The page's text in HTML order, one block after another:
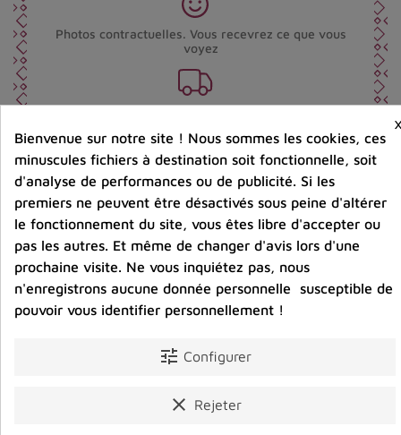
Photos contractuelles. Vous recevrez ce que vous
voyez
Entreprise éco-responsable.
Bijoux argent fabriqués sans émission de gaz
carbonique
Partager :
Bienvenue sur notre site ! Nous sommes les cookies, ces
minuscules fichiers à destination soit fonctionnelle, soit
d'analyse de performances ou de publicité. Si les
premiers ne peuvent être désactivés sous peine d'altérer
le fonctionnement du site, vous êtes libre d'accepter ou
pas les autres. Et même de changer d'avis lors d'une
prochaine visite. Ne vous inquiétez pas, nous
n'enregistrons aucune donnée personnelle susceptible de
pouvoir vous identifier personnellement !
tune Configurer
clear Rejeter